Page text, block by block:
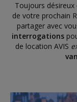
Toujours
de votre prochain
partager avec
interrogations
de location AVIS